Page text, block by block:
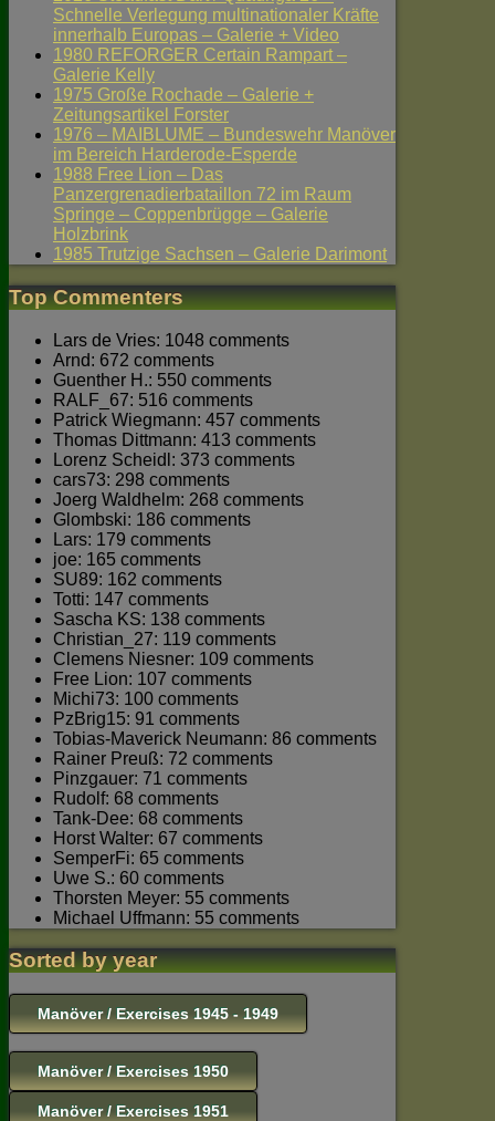
Schnelle Verlegung multinationaler Kräfte
innerhalb Europas – Galerie + Video
1980 REFORGER Certain Rampart –
Galerie Kelly
1975 Große Rochade – Galerie +
Zeitungsartikel Forster
1976 – MAIBLUME – Bundeswehr Manöver
im Bereich Harderode-Esperde
1988 Free Lion – Das
Panzergrenadierbataillon 72 im Raum
Springe – Coppenbrügge – Galerie
Holzbrink
1985 Trutzige Sachsen – Galerie Darimont
Top Commenters
Lars de Vries: 1048 comments
Arnd: 672 comments
Guenther H.: 550 comments
RALF_67: 516 comments
Patrick Wiegmann: 457 comments
Thomas Dittmann: 413 comments
Lorenz Scheidl: 373 comments
cars73: 298 comments
Joerg Waldhelm: 268 comments
Glombski: 186 comments
Lars: 179 comments
joe: 165 comments
SU89: 162 comments
Totti: 147 comments
Sascha KS: 138 comments
Christian_27: 119 comments
Clemens Niesner: 109 comments
Free Lion: 107 comments
Michi73: 100 comments
PzBrig15: 91 comments
Tobias-Maverick Neumann: 86 comments
Rainer Preuß: 72 comments
Pinzgauer: 71 comments
Rudolf: 68 comments
Tank-Dee: 68 comments
Horst Walter: 67 comments
SemperFi: 65 comments
Uwe S.: 60 comments
Thorsten Meyer: 55 comments
Michael Uffmann: 55 comments
Sorted by year
Manöver / Exercises 1945 - 1949
Manöver / Exercises 1950
Manöver / Exercises 1951